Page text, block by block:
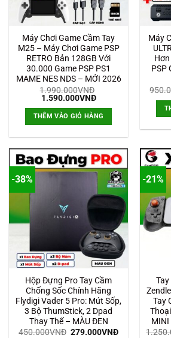
Máy Chơi Game Cầm Tay
M25 – Máy Chơi Game PSP
RETRO Bản 128GB Với
30.000 Game PSP PS1
MAME NES NDS – MỚI 2026
1.990.000VNĐ
Giá
là:
1.990.000VNĐ.
1.590.000VNĐGiá
tại
là:
1.590.000VNĐ.
THÊM VÀO GIỎ HÀNG
Máy
PSP
-38%
Hộp Đựng Pro Tay Cầm
Chống Sốc Chính Hãng
Flydigi Vader 5 Pro: Mút Sốp,
3 Bộ ThumStick, 2 Dpad
Thay Thế – MÀU ĐEN
450.000VNĐ Giá
279.000VNĐGiá
-21%
Tay
Tay
MINI